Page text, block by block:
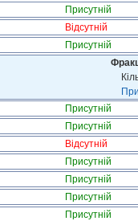
Присутній
Відсутній
Присутній
Присутній
Присутній
Відсутній
Присутній
Присутній
Присутній
Присутній